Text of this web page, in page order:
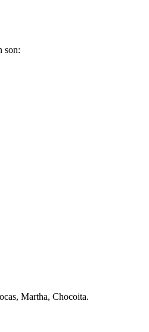
son:
Martha, Chocoita.